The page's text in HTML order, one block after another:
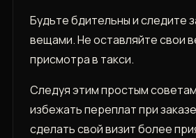
Будьте бдительны и следите
вещами. Не оставляйте свои
присмотра в такси.
Следуя этим простым
избежать переплат при
сделать свой визит более